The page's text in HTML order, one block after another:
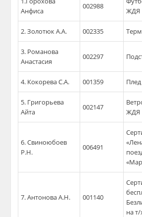
Анфиса
002988
ЖДЯ
2. Золотюк А.А. 002335
3. Романова
Анастасия
002297
4. Кокорева С.А. 001359
5. Григорьева
Айта
002147
ЖДЯ
6. Свиноюбоев
Р.Н.
006491
7. Антонова А.Н. 001140
на